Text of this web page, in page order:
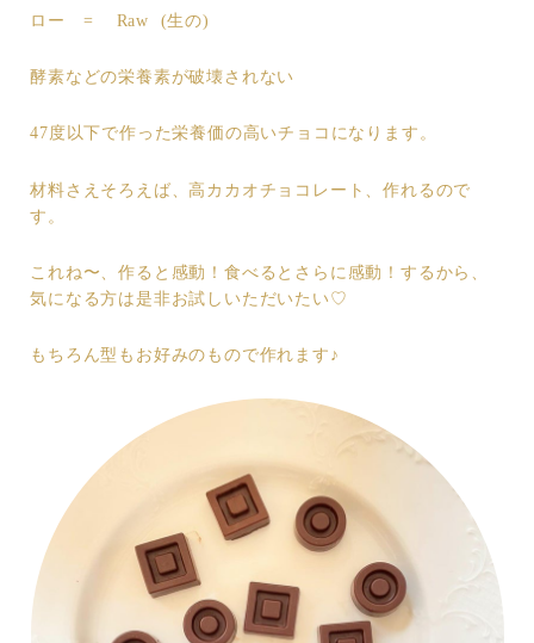
ロー = Raw (生の)
酵素などの栄養素が破壊されない
47度以下で作った栄養価の高いチョコになります。
材料さえそろえば、高カカオチョコレート、作れるので
す。
これね〜、作ると感動！食べるとさらに感動！するから、
気になる方は是非お試しいただいたい♡
もちろん型もお好みのもので作れます♪